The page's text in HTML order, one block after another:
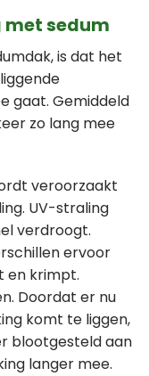
met sedum
is dat het
gaat. Gemiddeld
zo lang mee
veroorzaakt
UV-straling
verdroogt.
ervoor
en krimpt.
Doordat er nu
komt te liggen,
blootgesteld aan
langer mee.